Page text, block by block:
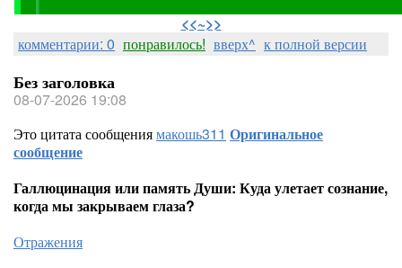
<<~>>
комментарии: 0 понравилось! вверх^ к полной версии
Без заголовка
08-07-2026 19:08
Это цитата сообщениямакошь311 Оригинальное
сообщение
Галлюцинация или память Души: Куда улетает сознание,
когда мы закрываем глаза?
Отражения